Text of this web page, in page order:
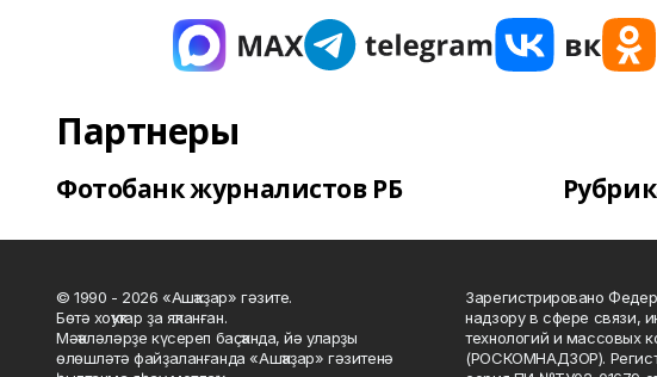
Партнеры
Фотобанк журналистов РБ
© 1990 - 2026 «Ашҡаҙар» гәзите.
Бөтә хоҡуҡтар ҙа яҡланған.
Мәҡәләләрҙе күсереп баҫҡанда, йә уларҙы
өлөшләтә файҙаланғанда «Ашҡаҙар» гәзитенә
Зарегистрировано
надзору в сфере связи,
технологий и массовых
(РОСКОМНАДЗОР).